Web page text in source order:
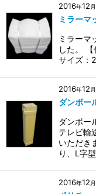
2016年12 月
ミラーマ
ミラーマ
した。
サイズ：
2016年12 月
ダンボ
ダンボー
テレビ輸
いただき
り、L字
2016年12 月